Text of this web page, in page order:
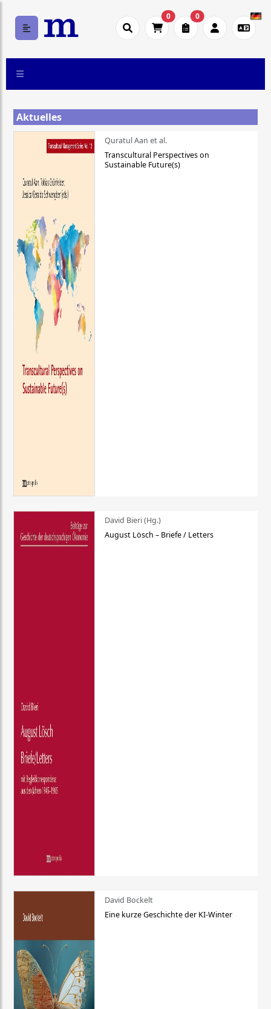
0 0
Aktuelles
Quratul Aan et al.
Transcultural Perspectives on
Sustainable Future(s)
David Bieri (Hg.)
August Lösch – Briefe / Letters
David Bockelt
Eine kurze Geschichte der KI-Winter